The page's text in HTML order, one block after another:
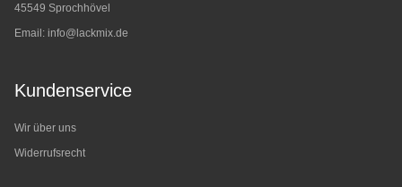
45549 Sprochhövel
Email: info@lackmix.de
Kundenservice
Wir über uns
Widerrufsrecht